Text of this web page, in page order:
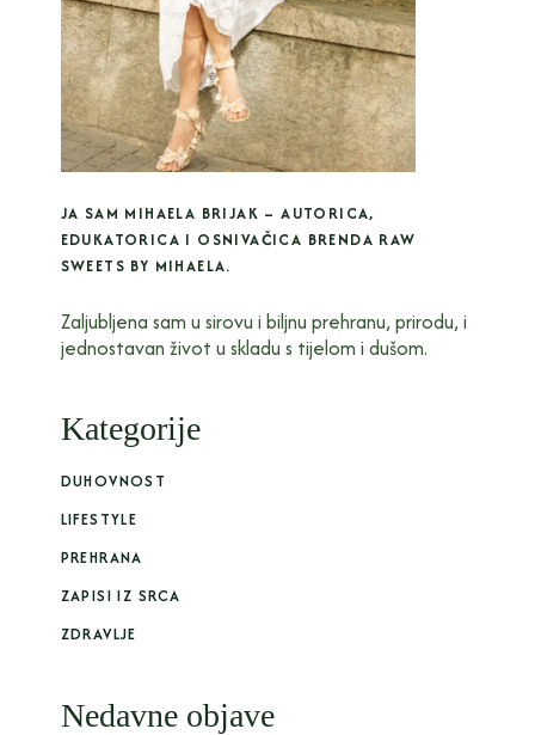
JA SAM MIHAELA BRIJAK – AUTORICA,
EDUKATORICA I OSNIVAČICA BRENDA RAW
SWEETS BY MIHAELA.
Zaljubljena sam u sirovu i biljnu prehranu, prirodu, i
jednostavan život u skladu s tijelom i dušom.
Kategorije
DUHOVNOST
LIFESTYLE
PREHRANA
ZAPISI IZ SRCA
ZDRAVLJE
Nedavne objave